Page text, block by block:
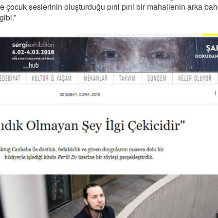
seslerinin oluşturduğu pırıl pırıl bir mahallenin arka